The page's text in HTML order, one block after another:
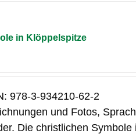
in Klöppelspitze
978-3-934210-62-2
und Fotos,
Die christlichen Symbole